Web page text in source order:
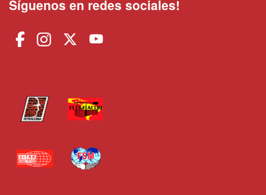
Síguenos en redes sociales!